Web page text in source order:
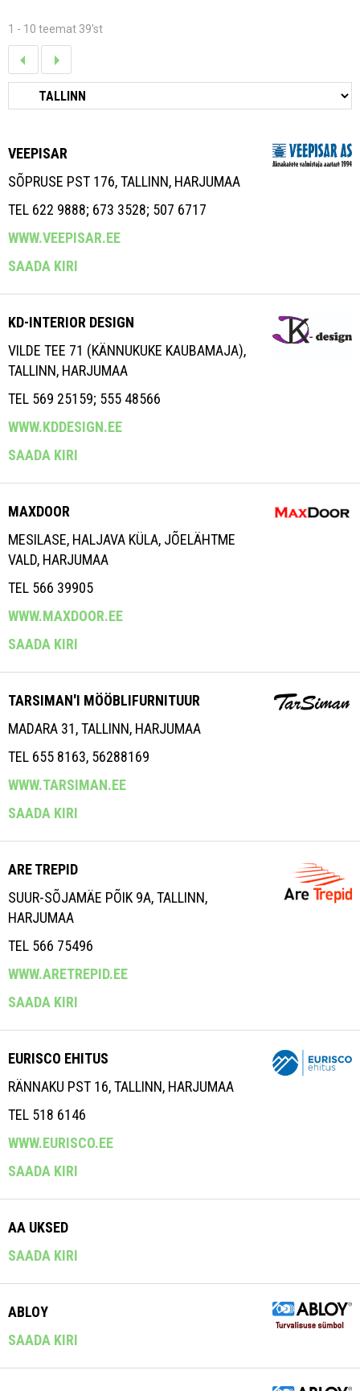
1 - 10 teemat 39'st
VEEPISAR
SÕPRUSE PST 176, TALLINN, HARJUMAA
TEL 622 9888; 673 3528; 507 6717
WWW.VEEPISAR.EE
SAADA KIRI
KD-INTERIOR DESIGN
VILDE TEE 71 (KÄNNUKUKE KAUBAMAJA),
TALLINN, HARJUMAA
TEL 569 25159; 555 48566
WWW.KDDESIGN.EE
SAADA KIRI
MAXDOOR
MESILASE, HALJAVA KÜLA, JÕELÄHTME
VALD, HARJUMAA
TEL 566 39905
WWW.MAXDOOR.EE
SAADA KIRI
TARSIMAN'I MÖÖBLIFURNITUUR
MADARA 31, TALLINN, HARJUMAA
TEL 655 8163, 56288169
WWW.TARSIMAN.EE
SAADA KIRI
ARE TREPID
SUUR-SÕJAMÄE PÕIK 9A, TALLINN,
HARJUMAA
TEL 566 75496
WWW.ARETREPID.EE
SAADA KIRI
EURISCO EHITUS
RÄNNAKU PST 16, TALLINN, HARJUMAA
TEL 518 6146
WWW.EURISCO.EE
SAADA KIRI
AA UKSED
SAADA KIRI
ABLOY
SAADA KIRI